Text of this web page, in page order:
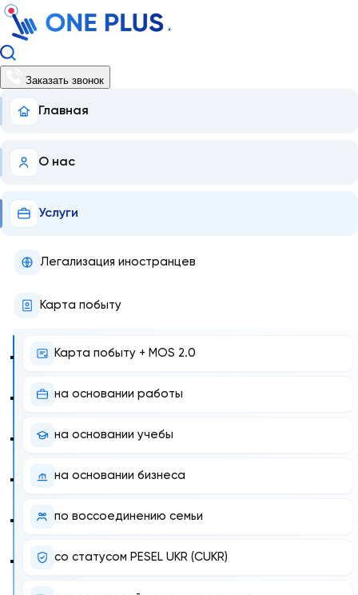
Заказать звонок
Главная
О нас
Услуги
Легализация иностранцев
Карта побыту
Карта побыту + MOS 2.0
на основании работы
на основании учебы
на основании бизнеса
по воссоединению семьи
со статусом PESEL UKR (CUKR)